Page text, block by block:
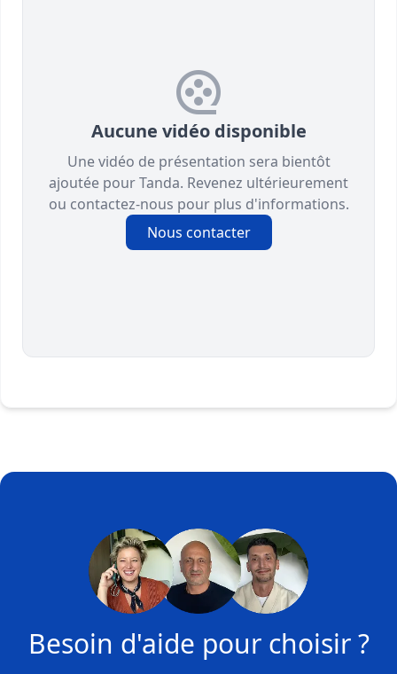
Aucune vidéo disponible
Une vidéo de présentation sera bientôt
ajoutée pour Tanda. Revenez ultérieurement
ou contactez-nous pour plus d'informations.
Nous contacter
Besoin d'aide pour choisir ?